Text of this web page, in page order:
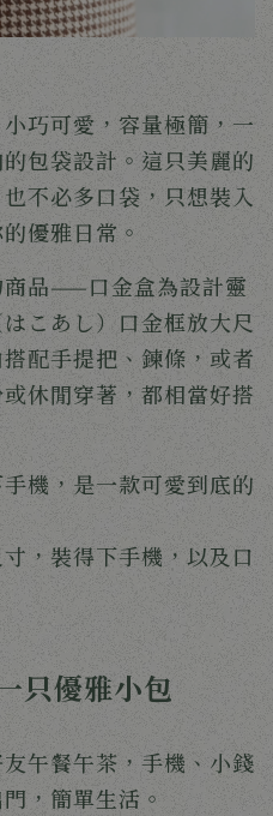
巧可愛，容量極簡，一
包袋設計。這只美麗的
不必多口袋，只想裝入
優雅日常。
品——口金盒為設計靈
はこあし） 口金框放大尺
配手提把、鍊條，或者
休閒穿著，都相當好搭
機，是一款可愛到底的
，裝得下手機，以及口
只優雅小包
午餐午茶，手機、小錢
，簡單生活。